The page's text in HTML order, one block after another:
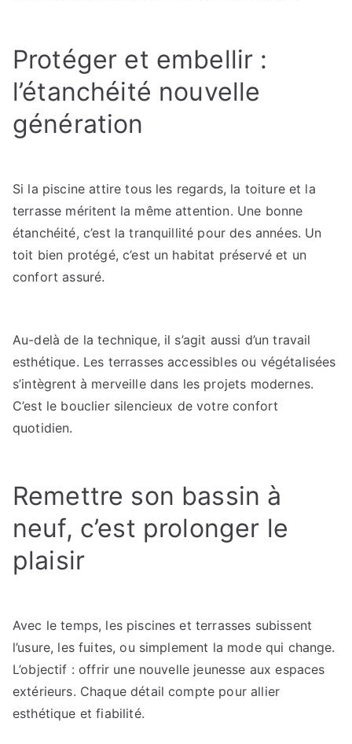
Protéger et embellir :
l’étanchéité nouvelle
génération
Si la piscine attire tous les regards, la toiture et la
terrasse méritent la même attention. Une bonne
étanchéité, c’est la tranquillité pour des années. Un
toit bien protégé, c’est un habitat préservé et un
confort assuré.
Au-delà de la technique, il s’agit aussi d’un travail
esthétique. Les terrasses accessibles ou végétalisées
s’intègrent à merveille dans les projets modernes.
C’est le bouclier silencieux de votre confort
quotidien.
Remettre son bassin à
neuf, c’est prolonger le
plaisir
Avec le temps, les piscines et terrasses subissent
l’usure, les fuites, ou simplement la mode qui change.
L’objectif : offrir une nouvelle jeunesse aux espaces
extérieurs. Chaque détail compte pour allier
esthétique et fiabilité.